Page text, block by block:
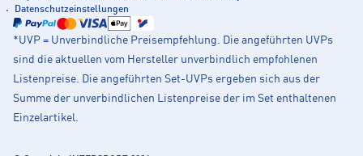
Datenschutzeinstellungen
*UVP = Unverbindliche Preisempfehlung. Die angeführten UVPs
sind die aktuellen vom Hersteller unverbindlich empfohlenen
Listenpreise. Die angeführten Set-UVPs ergeben sich aus der
Summe der unverbindlichen Listenpreise der im Set enthaltenen
Einzelartikel.